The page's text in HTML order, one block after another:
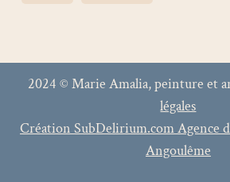
2024 © Marie Amalia, peinture et
légales
Création SubDelirium.com Agence
Angoulême